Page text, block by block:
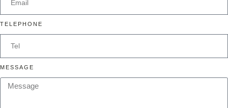
TELEPHONE
MESSAGE